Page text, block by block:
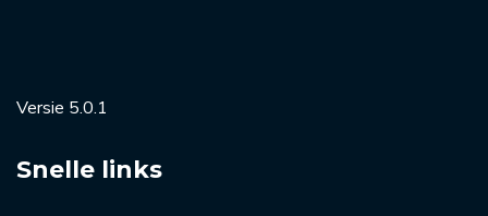
Versie 5.0.1
Snelle links